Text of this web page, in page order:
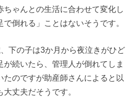
ちゃんとの生活に合わせて変化し
倒れる」ことはないそうです。
下の子は3か月から夜泣きがひど
が続いたら、管理人が倒れてしま
たのですが助産師さんによると以
大丈夫だそうです。